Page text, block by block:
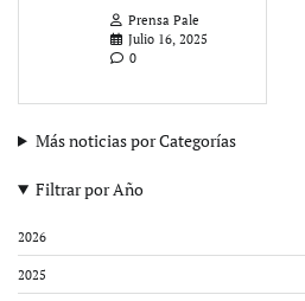
Prensa Pale
Julio 16, 2025
0
Más noticias por Categorías
Filtrar por Año
2026
2025